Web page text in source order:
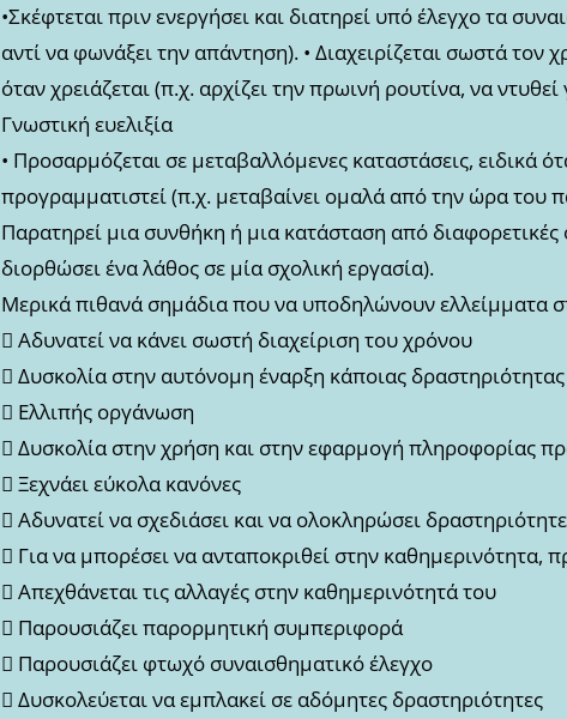
•Σκέφτεται πριν ενεργήσει και διατηρεί υπό έλεγχο τα
αντί να φωνάξει την απάντηση). • Διαχειρίζεται σωστά τον
όταν χρειάζεται (π.χ. αρχίζει την πρωινή ρουτίνα, να
Γνωστική ευελιξία
• Προσαρμόζεται σε μεταβαλλόμενες καταστάσεις, ειδικά
προγραμματιστεί (π.χ. μεταβαίνει ομαλά από την ώρα του
Παρατηρεί μια συνθήκη ή μια κατάσταση από
διορθώσει ένα λάθος σε μία σχολική εργασία).
Μερικά πιθανά σημάδια που να υποδηλώνουν ελλείμματα
 Αδυνατεί να κάνει σωστή διαχείριση του χρόνου
 Δυσκολία στην αυτόνομη έναρξη κάποιας δραστηριότητας
 Ελλιπής οργάνωση
 Δυσκολία στην χρήση και στην εφαρμογή πληροφορίας
 Ξεχνάει εύκολα κανόνες
 Αδυνατεί να σχεδιάσει και να ολοκληρώσει
 Για να μπορέσει να ανταποκριθεί στην καθημερινότητα,
 Απεχθάνεται τις αλλαγές στην καθημερινότητά του
 Παρουσιάζει παρορμητική συμπεριφορά
 Παρουσιάζει φτωχό συναισθηματικό έλεγχο
 Δυσκολεύεται να εμπλακεί σε αδόμητες δραστηριότητες